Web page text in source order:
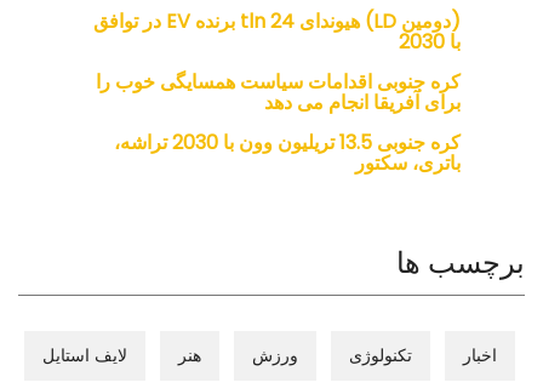
(دومین LD) هیوندای 24 tln برنده EV در توافق
با 2030
کره جنوبی اقدامات سیاست همسایگی خوب را
برای آفریقا انجام می دهد
کره جنوبی 13.5 تریلیون وون با 2030 تراشه،
باتری، سکتور
برچسب ها
اخبار تکنولوژی ورزش هنر لایف استایل